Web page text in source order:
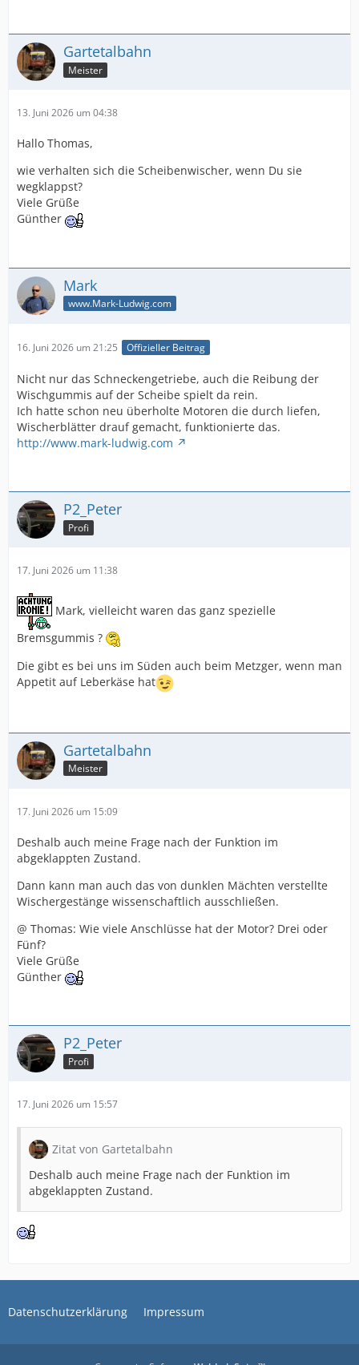
Gartetalbahn
Meister
13. Juni 2026 um 04:38
Hallo Thomas,
wie verhalten sich die Scheibenwischer, wenn Du sie
wegklappst?
Viele Grüße
Günther
Mark
www.Mark-Ludwig.com
16. Juni 2026 um 21:25 Offizieller Beitrag
Nicht nur das Schneckengetriebe, auch die Reibung der
Wischgummis auf der Scheibe spielt da rein.
Ich hatte schon neu überholte Motoren die durch liefen,
Wischerblätter drauf gemacht, funktionierte das.
http://www.mark-ludwig.com
P2_Peter
Profi
17. Juni 2026 um 11:38
Mark, vielleicht waren das ganz spezielle
Bremsgummis ?
Die gibt es bei uns im Süden auch beim Metzger, wenn man
Appetit auf Leberkäse hat
Gartetalbahn
Meister
17. Juni 2026 um 15:09
Deshalb auch meine Frage nach der Funktion im
abgeklappten Zustand.
Dann kann man auch das von dunklen Mächten verstellte
Wischergestänge wissenschaftlich ausschließen.
@ Thomas: Wie viele Anschlüsse hat der Motor? Drei oder
Fünf?
Viele Grüße
Günther
P2_Peter
Profi
17. Juni 2026 um 15:57
Zitat von Gartetalbahn
Deshalb auch meine Frage nach der Funktion im
abgeklappten Zustand.
Datenschutzerklärung Impressum